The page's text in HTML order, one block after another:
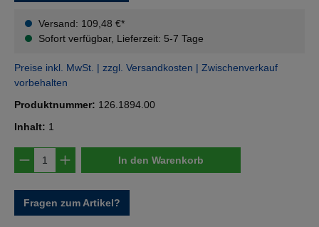
Versand: 109,48 €*
Sofort verfügbar, Lieferzeit: 5-7 Tage
Preise inkl. MwSt. | zzgl. Versandkosten | Zwischenverkauf
vorbehalten
Produktnummer: 126.1894.00
Inhalt: 1
Produkt Anzahl: Gib den gewünschten
In den Warenkorb
Fragen zum Artikel?